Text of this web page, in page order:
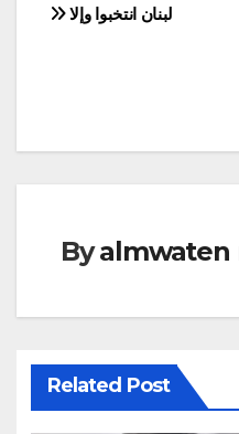
لبنان انتخبوا وإلا
Byalmwaten
Related Post